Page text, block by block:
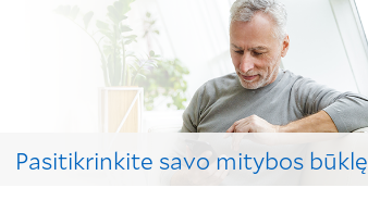
Pasitikrinkite savo mitybos būklę